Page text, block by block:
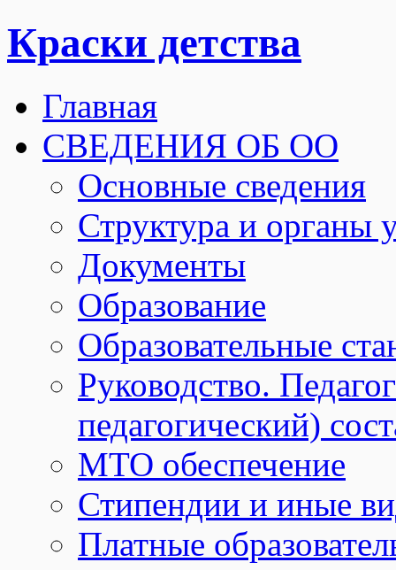
Краски детства
Главная
СВЕДЕНИЯ ОБ ОО
Основные сведения
Структура и органы
Документы
Образование
Образовательные
Руководство.
педагогический)
МТО обеспечение
Стипендии и иные
Платные